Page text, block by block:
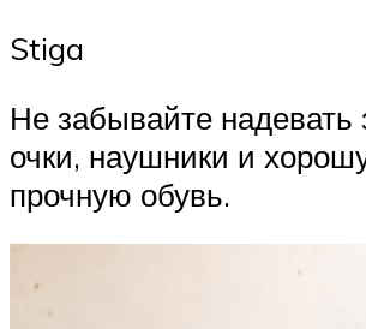
Stiga
Не забывайте
очки, наушники и
прочную обувь.